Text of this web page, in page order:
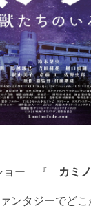
ョー 『
カミ
ンタジーでど